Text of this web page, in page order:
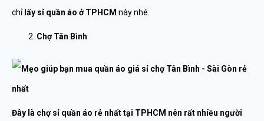
chỉ lấy sỉ quần áo ở TPHCM này nhé.
Chợ Tân Bình
Đây là chợ sỉ quần áo rẻ nhất tại TPHCM nên rất nhiều người